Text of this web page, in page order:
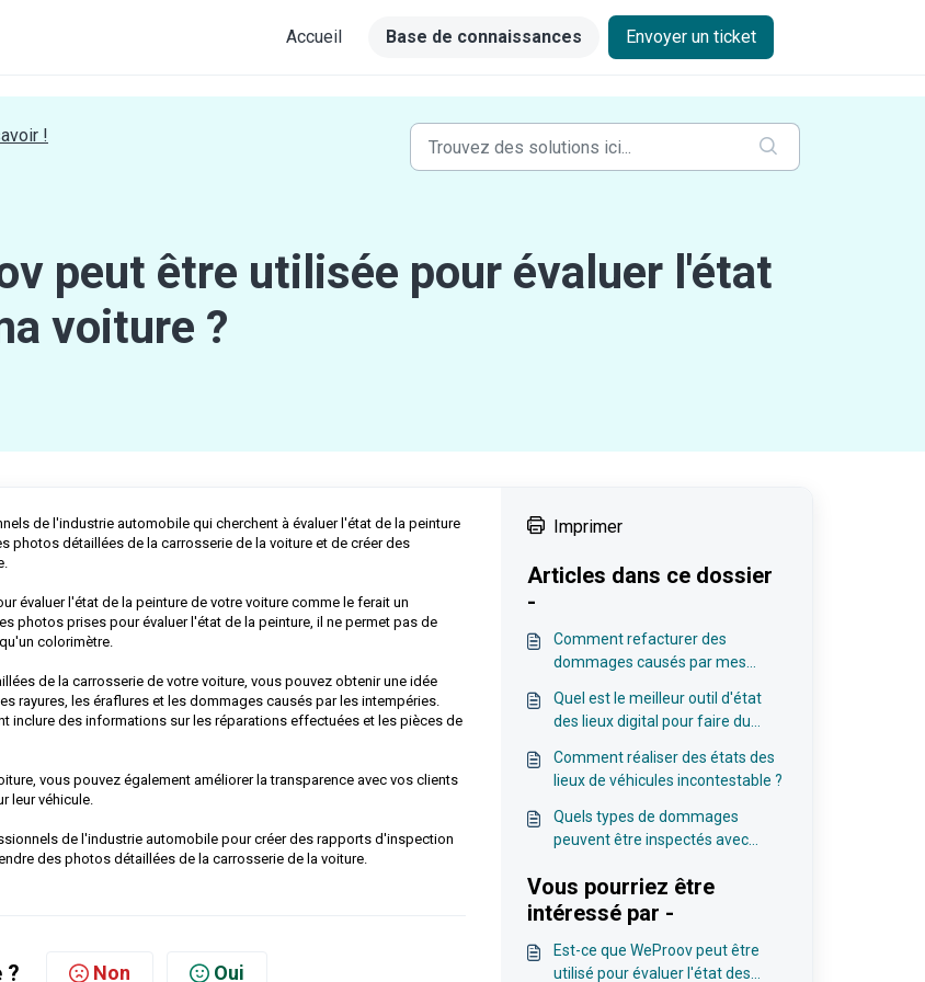
Accueil
Base de connaissances Envoyer un ticket
!
peut être utilisée pour évaluer l'état
voiture ?
de l'industrie automobile qui cherchent à évaluer l'état de la peinture
photos détaillées de la carrosserie de la voiture et de créer des
évaluer l'état de la peinture de votre voiture comme le ferait un
photos prises pour évaluer l'état de la peinture, il ne permet pas de
colorimètre.
de la carrosserie de votre voiture, vous pouvez obtenir une idée
rayures, les éraflures et les dommages causés par les intempéries.
inclure des informations sur les réparations effectuées et les pièces de
vous pouvez également améliorer la transparence avec vos clients
leur véhicule.
de l'industrie automobile pour créer des rapports d'inspection
des photos détaillées de la carrosserie de la voiture.
? Non Oui
Imprimer
Articles dans ce dossier
-
Comment refacturer des
dommages causés par mes
véhicule grâce à WeProov ?
Quel est le meilleur outil d'état
des lieux digital pour faire du
Comment réaliser des états des
lieux de véhicules incontestable ?
Quels types de dommages
peuvent être inspectés avec
Vous pourriez être
intéressé par -
Est-ce que WeProov peut être
utilisé pour évaluer l'état des